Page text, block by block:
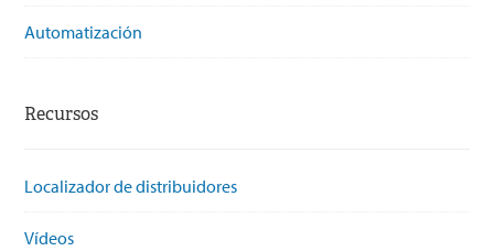
Automatización
Recursos
Localizador de distribuidores
Vídeos